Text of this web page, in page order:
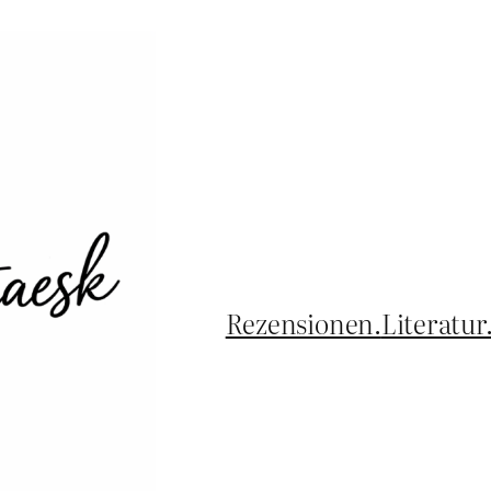
Rezensionen.Literatur.